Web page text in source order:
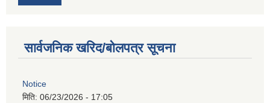
सार्वजनिक खरिद/बोलपत्र सूचना
Notice
मिति: 06/23/2026 - 17:05